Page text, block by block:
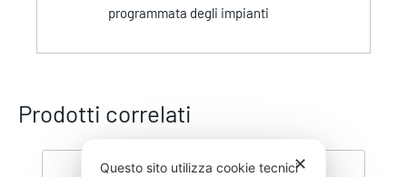
programmata degli impianti
Prodotti correlati
✕
Questo sito utilizza cookie tecnici